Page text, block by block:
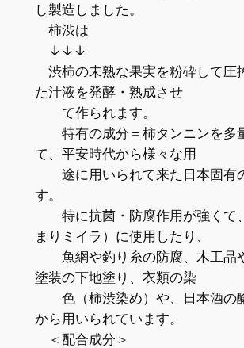
し製造しました。
柿渋は
↓↓↓
渋柿の未熟な果実を粉砕して圧
た汁液を発酵・熟成させ
て作られます。
特有の成分＝柿タンニンを多
て、平安時代から様々な用
途に用いられて来た日本固有
す。
特に抗菌・防腐作用が強くて
まりミイラ）に使用したり、
魚網や釣り糸の防腐、木工品
塗装の下地塗り、衣類の染
色（柿渋染め）や、日本酒の
から用いられています。
＜配合成分＞